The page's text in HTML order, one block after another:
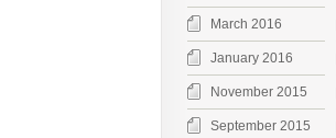
March 2016
January 2016
November 2015
September 2015